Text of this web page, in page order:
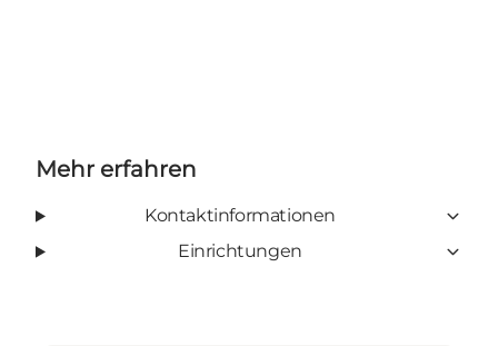
Mehr erfahren
Kontaktinformationen
Einrichtungen